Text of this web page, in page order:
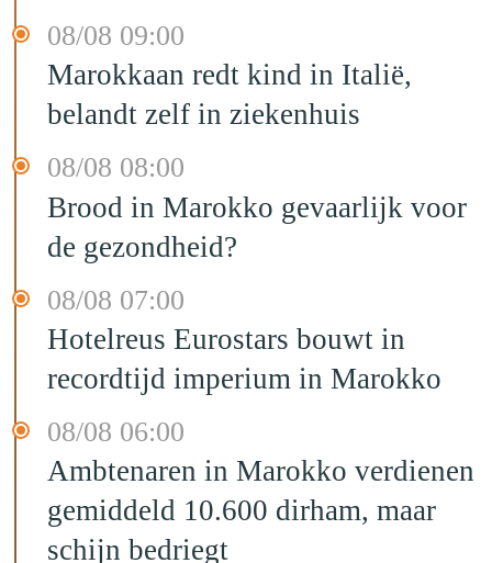
08/08 09:00
Marokkaan redt kind in Italië,
belandt zelf in ziekenhuis
08/08 08:00
Brood in Marokko gevaarlijk voor
de gezondheid?
08/08 07:00
Hotelreus Eurostars bouwt in
recordtijd imperium in Marokko
08/08 06:00
Ambtenaren in Marokko verdienen
gemiddeld 10.600 dirham, maar
schijn bedriegt